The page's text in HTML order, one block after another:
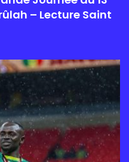
– Lecture Saint